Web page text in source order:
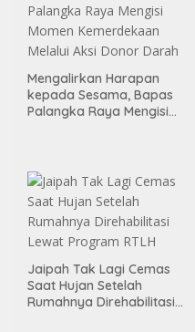
Mengalirkan Harapan
kepada Sesama, Bapas
Palangka Raya Mengisi
Jaipah Tak Lagi Cemas
Saat Hujan Setelah
Rumahnya Direhabilitasi